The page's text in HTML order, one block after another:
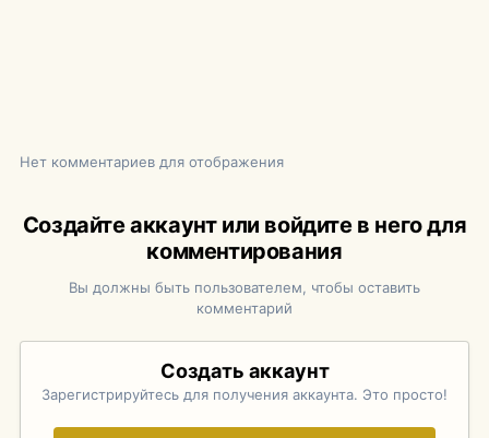
Нет комментариев для отображения
Создайте аккаунт или войдите в него для
комментирования
Вы должны быть пользователем, чтобы оставить
комментарий
Создать аккаунт
Зарегистрируйтесь для получения аккаунта. Это просто!